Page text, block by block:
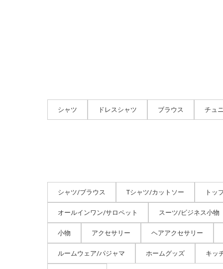
シャツ ドレスシャツ ブラウス チュ
シャツ/ブラウス Tシャツ/カットソー トッ
オールインワン/サロペット スーツ/ビジネス小物
小物 アクセサリー ヘアアクセサリー
ルームウェア/パジャマ ホームグッズ キッ